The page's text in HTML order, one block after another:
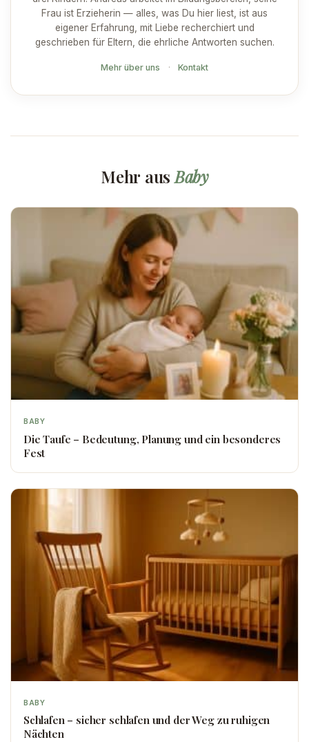
Frau ist Erzieherin — alles, was Du hier liest, ist aus
eigener Erfahrung, mit Liebe recherchiert und
geschrieben für Eltern, die ehrliche Antworten suchen.
Mehr über uns · Kontakt
Mehr ausBaby
BABY
Die Taufe – Bedeutung, Planung und ein besonderes
Fest
BABY
Schlafen – sicher schlafen und der Weg zu ruhigen
Nächten